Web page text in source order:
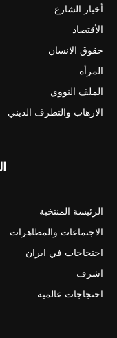
أخبار الشارع
الأقتصاد
حقوق الانسان
المرأة
الملف النووي
الارهاب والتطرف الديني
الرئيسة المنتخبة
الاجتماعات والمظاهرات
احتجاجات في ايران
اشرف
احتجاجات عالمية